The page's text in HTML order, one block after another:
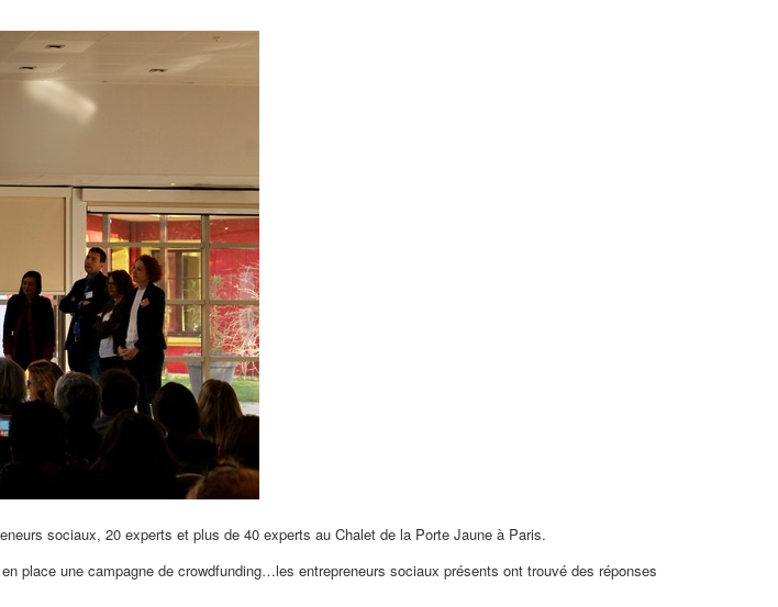
sociaux, 20 experts et plus de 40 experts au Chalet de la Porte Jaune à Paris.
place une campagne de crowdfunding…les entrepreneurs sociaux présents ont trouvé des réponses